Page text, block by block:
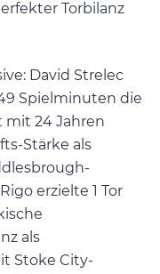
Torbilanz
David Strelec
Spielminuten die
mit 24 Jahren
Stärke als
erzielte 1 Tor
als
Stoke City-